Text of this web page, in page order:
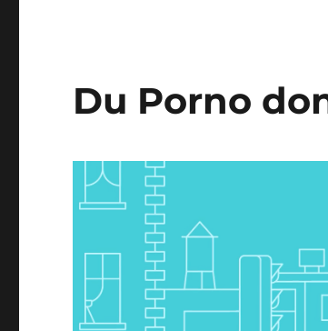
Du Porno